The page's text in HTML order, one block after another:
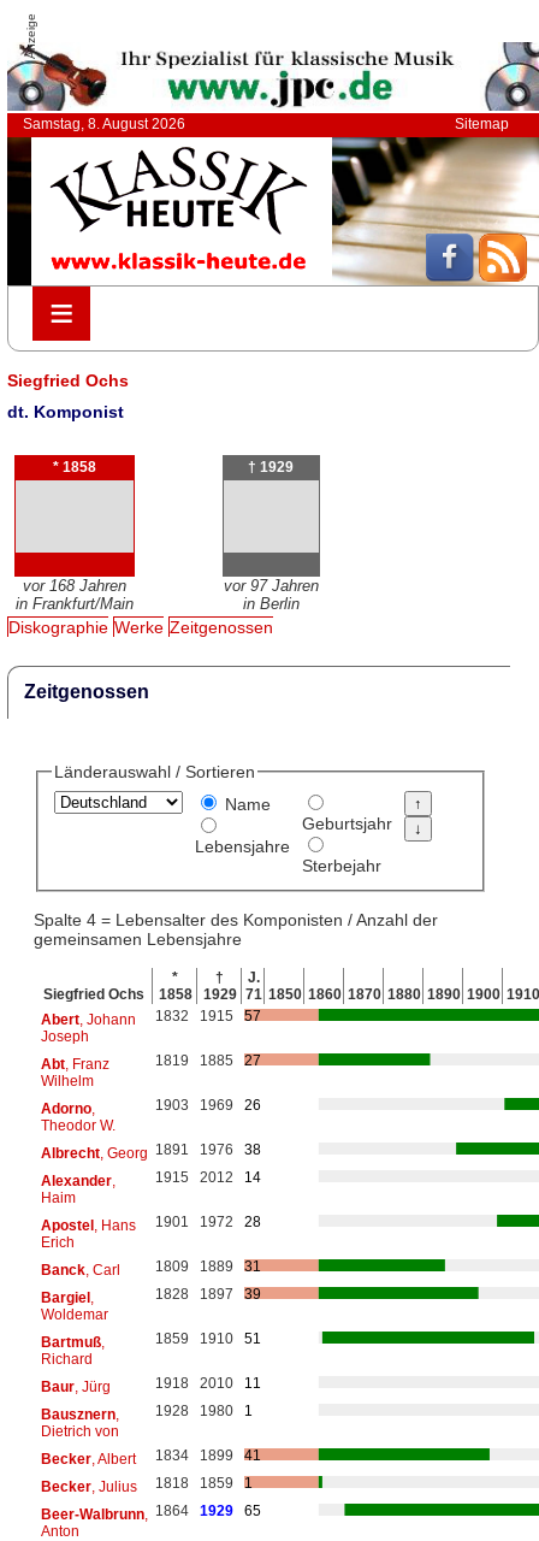
Anzeige
Samstag, 8. August 2026 Sitemap
≡
≡
Siegfried Ochs
dt. Komponist
* 1858
vor 168 Jahren
in Frankfurt/Main
† 1929
vor 97 Jahren
in Berlin
Diskographie Werke Zeitgenossen
Zeitgenossen
Länderauswahl / Sortieren
Name
Lebensjahre
Geburtsjahr
Sterbejahr
Spalte 4 = Lebensalter des Komponisten / Anzahl der
gemeinsamen Lebensjahre
Siegfried Ochs
*
1858
†
1929
J.
71 1850 1860 1870 1880 1890 1900 1910
Abert, Johann
Joseph
1832 1915 57
Abt, Franz
Wilhelm
1819 1885 27
Adorno,
Theodor W.
1903 1969 26
Albrecht, Georg 1891 1976
38
Alexander,
Haim
1915 2012 14
Apostel, Hans
Erich
1901 1972 28
Banck, Carl 1809 1889
31
Bargiel,
Woldemar
1828 1897 39
Bartmuß,
Richard
1859 1910 51
Baur, Jürg 1918 2010
11
Bausznern,
Dietrich von
1928 1980 1
Becker, Albert 1834 1899
41
Becker, Julius 1818 1859
1
Beer-Walbrunn,
Anton
1864 1929 65